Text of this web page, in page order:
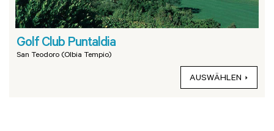
Golf Club Puntaldia
San Teodoro (Olbia Tempio)
AUSWÄHLEN